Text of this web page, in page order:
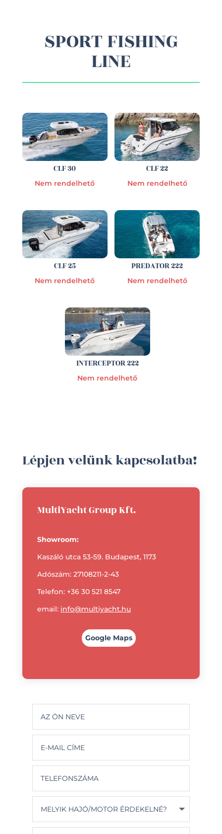
SPORT FISHING
LINE
CLF 30
Nem rendelhető
CLF 22
Nem rendelhető
CLF 25
Nem rendelhető
PREDATOR 222
Nem rendelhető
INTERCEPTOR 222
Nem rendelhető
Lépjen velünk kapcsolatba!
MultiYacht Group Kft.
Showroom:
Kaszáló utca 53-59. Budapest, 1173
Adószám: 27108211-2-43
Telefon: +36 30 521 8547
email: info@multiyacht.hu
Google Maps